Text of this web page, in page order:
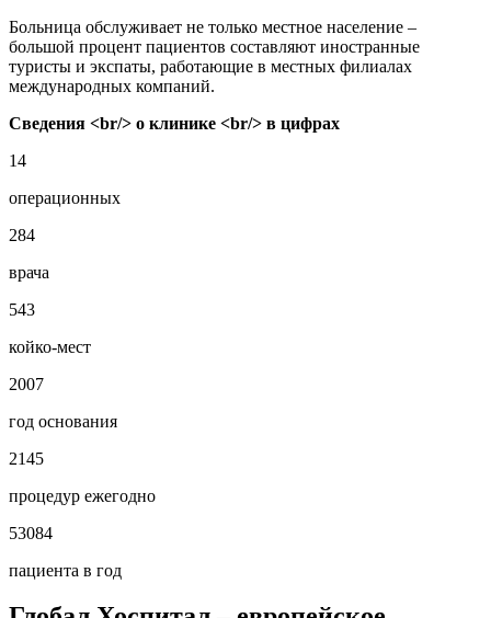
Больница обслуживает не только местное население –
большой процент пациентов составляют иностранные
туристы и экспаты, работающие в местных филиалах
международных компаний.
Сведения <br/> о клинике <br/> в цифрах
14
операционных
284
врача
543
койко-мест
2007
год основания
2145
процедур ежегодно
53084
пациента в год